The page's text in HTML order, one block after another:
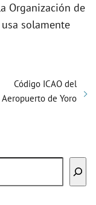
Organización de
solamente
Código ICAO del
Aeropuerto de Yoro